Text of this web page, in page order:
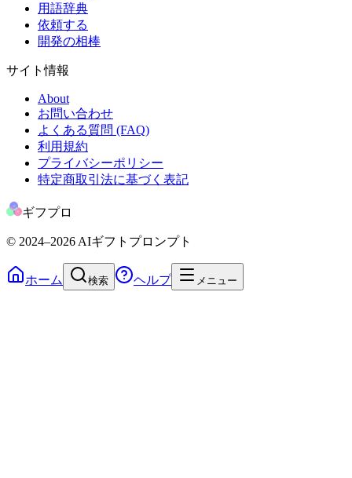
用語辞典
依頼する
開発の相棒
サイト情報
About
お問い合わせ
よくある質問 (FAQ)
利用規約
プライバシーポリシー
特定商取引法に基づく表記
ギフプロ
© 2024–2026 AIギフトプロンプト
ホーム 検索 ヘルプ メニュー